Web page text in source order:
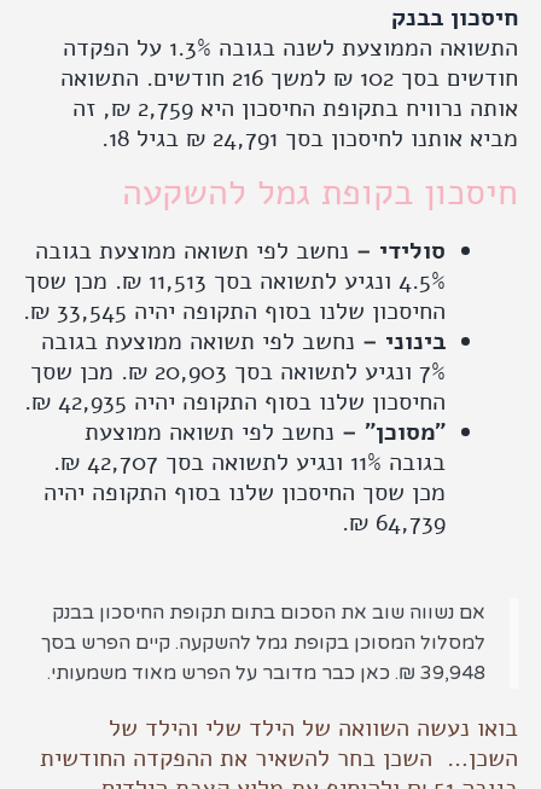
בבנק
התשואה הממוצעת לשנה בגובה 1.3% על הפקדה
חודשים בסך 102 ₪ למשך 216 חודשים. התשואה
אותה נרוויח בתקופת החיסכון היא 2,759 ₪, זה
לחיסכון בסך 24,791 ₪ בגיל 18.
בקופת גמל להשקעה
סולידי –נחשב לפי תשואה ממוצעת בגובה
4.5% ונגיע לתשואה בסך 11,513 ₪. מכן שסך
החיסכון שלנו בסוף התקופה יהיה 33,545 ₪.
בינוני –נחשב לפי תשואה ממוצעת בגובה
7% ונגיע לתשואה בסך 20,903 ₪. מכן שסך
החיסכון שלנו בסוף התקופה יהיה 42,935 ₪.
״מסוכן״ –נחשב לפי תשואה ממוצעת
בגובה 11% ונגיע לתשואה בסך 42,707 ₪.
מכן שסך החיסכון שלנו בסוף התקופה יהיה
64,739 ₪.
נשווה שוב את הסכום בתום תקופת החיסכון בבנק
המסוכן בקופת גמל להשקעה. קיים הפרש בסך
₪. כאן כבר מדובר על הפרש מאוד משמעותי.
נעשה השוואה של הילד שלי והילד של
השכן בחר להשאיר את ההפקדה החודשית